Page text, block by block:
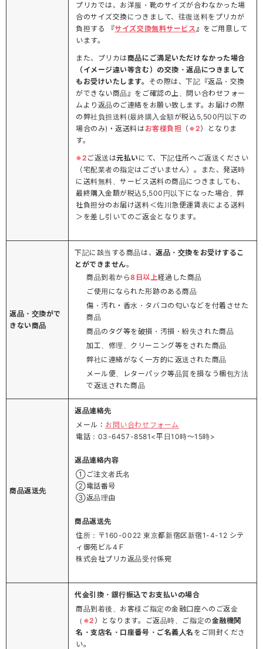
プリカでは、お洋服・靴のサイズが合わなかった場
合のサイズ交換につきまして、往復送料をプリカが
負担する 『サイズ交換無料サービス 』をご用意して
います。
また、プリカは商品にご満足いただけなかった場合
（イメージ違い等含む）の交換・返品につきまして
もお受けいたします。 その際は、下記『返品・交換
ができない商品』をご確認の上、問い合わせフォー
ムより返品のご連絡をお願い致します。お届けの際
の弊社負担送料(最終購入金額が税込5,500円以下の
場合のみ)・返送料はお客様負担 （ ※2）となりま
す。
※2 ご返送は元払いにて、下記住所へご返送ください
（宅配業者の指定はございません）。また、発送時
に送料無料、サービス送料の商品につきましても、
最終購入金額が税込5,500円以下になった場合、弊
社負担分のお届け送料＜佐川急便運賃表による送料
＞を差し引いてのご返金となります。
返品・交換がで
きない商品
下記に該当する商品は、返品・交換をお受けするこ
とができません。
商品到着から8日以上経過した商品
ご使用になられた形跡のある商品
傷・汚れ・香水・タバコの匂いなどを付着させた
商品
商品のタグ等を破損・汚損・紛失された商品
加工、修理、クリーニング等をされた商品
弊社に連絡がなく一方的に返送された商品
メール便、レターパック等品質を損なう梱包方法
で返送された商品
商品返送先
返品連絡先
メール： お問い合わせフォーム
電話：03-6457-8581<平日10時～15時>
返品連絡内容
①ご注文者氏名
②電話番号
③返品理由
商品返送先
住所：〒160-0022 東京都新宿区新宿1-4-12 シテ
ィ御苑ビル4Ｆ
株式会社プリカ返品受付係宛
代金引換・銀行振込でお支払いの場合
商品到着後、お客様ご指定の金融口座へのご返金
（ ※2 ）となります。ご返品時、ご指定の金融機関
名・支店名・口座番号・ご名義人名 をご同封くださ
い。